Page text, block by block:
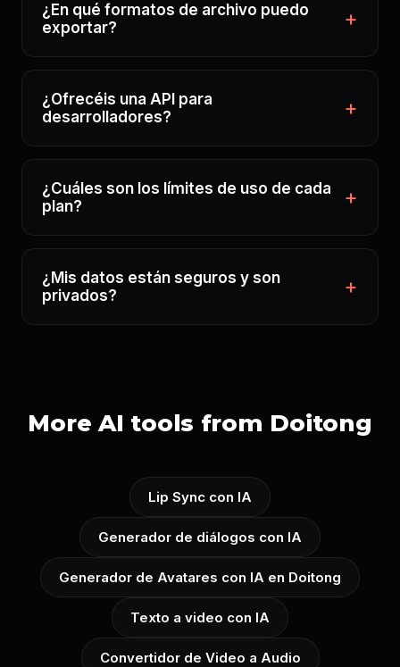
¿En qué formatos de archivo puedo
exportar?
¿Ofrecéis una API para
desarrolladores?
¿Cuáles son los límites de uso de cada
plan?
¿Mis datos están seguros y son
privados?
More AI tools from Doitong
Lip Sync con IA
Generador de diálogos con IA
Generador de Avatares con IA en Doitong
Texto a video con IA
Convertidor de Video a Audio